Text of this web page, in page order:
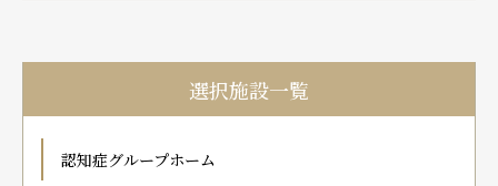
プレザングラン
プレザンメゾン
有料老人ホームとは
たのしい家
認知症対応型グループホームとは
認知症のおはなし
小規模多機能型居宅介護TOP
たのしい家
小規模多機能型居宅介護とは
0120-944
選択施設一覧
認知症グループホーム